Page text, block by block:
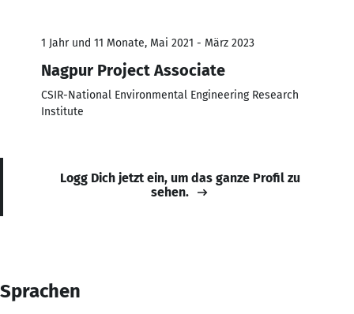
1 Jahr und 11 Monate, Mai 2021 - März 2023
Nagpur Project Associate
CSIR-National Environmental Engineering Research
Institute
Logg Dich jetzt ein, um das ganze Profil zu
sehen.
Sprachen